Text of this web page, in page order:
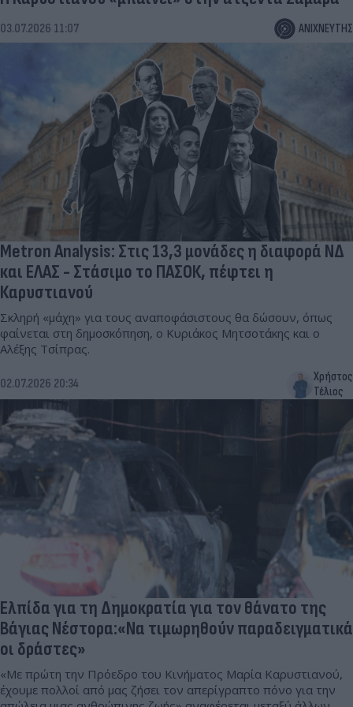
03.07.2026 11:07 ΑΝΙΧΝΕΥΤΗΣ
Metron Analysis: Στις 13,3 μονάδες η διαφορά ΝΔ
και ΕΛΑΣ - Στάσιμο το ΠΑΣΟΚ, πέφτει η
Καρυστιανού
Σκληρή «μάχη» για τους αναποφάσιστους θα δώσουν, όπως
φαίνεται στη δημοσκόπηση, ο Κυριάκος Μητσοτάκης και ο
Αλέξης Τσίπρας.
02.07.2026 20:34
Χρήστος
Τέλιος
Ελπίδα για τη Δημοκρατία για τον θάνατο της
Βάγιας Νέστορα:«Να τιμωρηθούν παραδειγματικά
οι δράστες»
«Με πρώτη την Πρόεδρο του Κινήματος Μαρία Καρυστιανού,
έχουμε πολλοί από μας ζήσει τον απερίγραπτο πόνο για την